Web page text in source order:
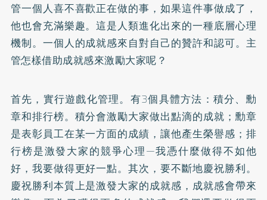
管一個人喜不喜歡正在做的事，如果這件事做成了，
他也會充滿樂趣。這是人類進化出來的一種底層心理
機制。一個人的成就感來自對自己的贊許和認可。主
管怎樣借助成就感來激勵大家呢？
首先，實行遊戲化管理。有3個具體方法：積分、勳
章和排行榜。積分會激勵大家做出點滴的成就；勳章
是表彰員工在某一方面的成績，讓他產生榮譽感；排
行榜是激發大家的競爭心理—我憑什麼做得不如他
好，我要做得更好一點。其次，要不斷地慶祝勝利。
慶祝勝利本質上是激發大家的成就感，成就感會帶來